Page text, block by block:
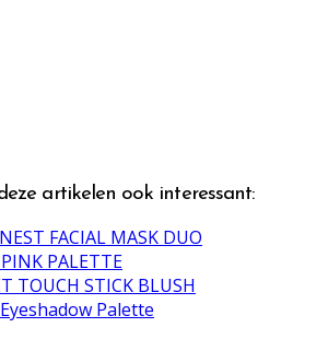
artikelen ook interessant:
FACIAL MASK DUO
PALETTE
TOUCH STICK BLUSH
Palette